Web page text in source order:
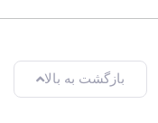
بازگشت به بالا